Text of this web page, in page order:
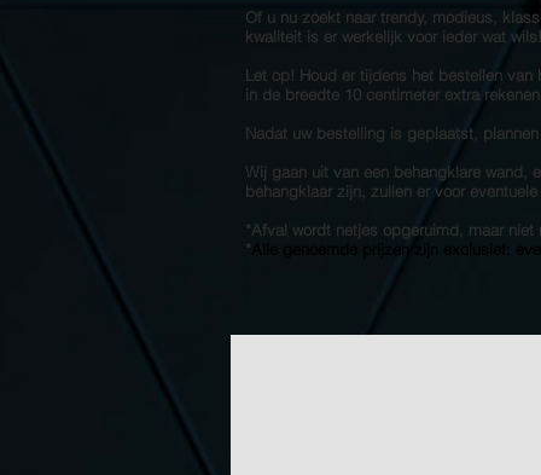
Of u nu zoekt naar trendy, modieus,
kwaliteit is er werkelijk voor ieder wat
Let op! Houd er tijdens het bestellen
in de breedte 10 centimeter extra
Nadat uw bestelling is geplaatst,
Wij gaan uit van een behangklare wand,
behangklaar zijn, zullen er voor
*Afval wordt netjes opgeruimd, maar niet
* Alle genoemde prijzen zijn exclusief: